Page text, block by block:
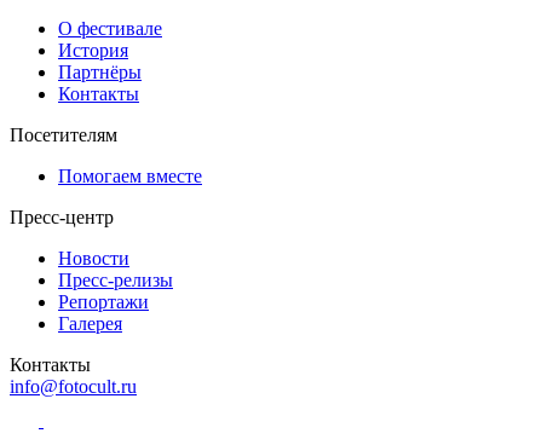
О фестивале
История
Партнёры
Контакты
Посетителям
Помогаем вместе
Пресс-центр
Новости
Пресс-релизы
Репортажи
Галерея
Контакты
info@fotocult.ru